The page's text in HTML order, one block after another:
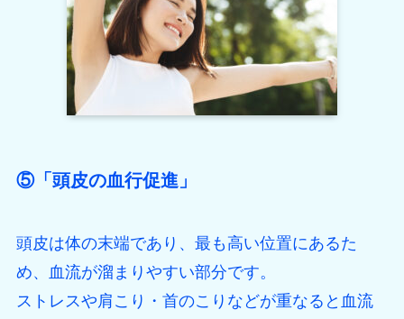
⑤「頭皮の血行促進」
頭皮は体の末端であり、最も高い位置にあるた
め、血流が溜まりやすい部分です。
ストレスや肩こり・首のこりなどが重なると血流